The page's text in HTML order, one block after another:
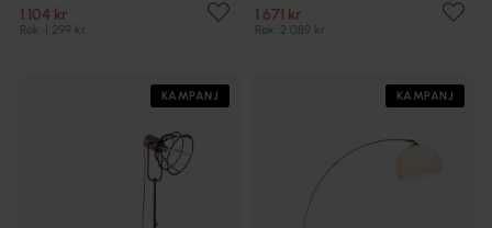
1 104 kr
Rek. 1 299 kr
1 671 kr
Rek. 2 089 kr
KAMPANJ KAMPANJ